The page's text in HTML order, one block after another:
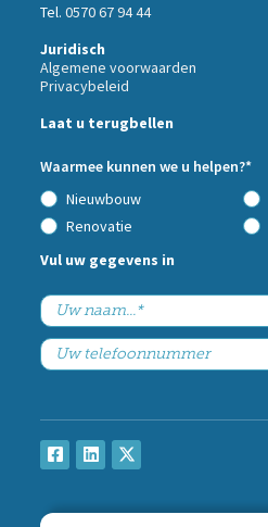
Tel. 0570 67 94 44
Juridisch
Algemene voorwaarden
Privacybeleid
Call
back
by
fax
Laat u terugbellen
Waarmee kunnen we u helpen?*
Nieuwbouw
Renovatie
Vul uw gegevens in